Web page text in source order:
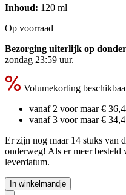
Inhoud: 120 ml
Op voorraad
Bezorging uiterlijk op
zondag 23:59 uur.
Volumekorting
vanaf 2 voor maar€
vanaf 3 voor maar€
Er zijn nog maar 14 stuks van
onderweg! Als er meer
leverdatum.
In winkelmandje